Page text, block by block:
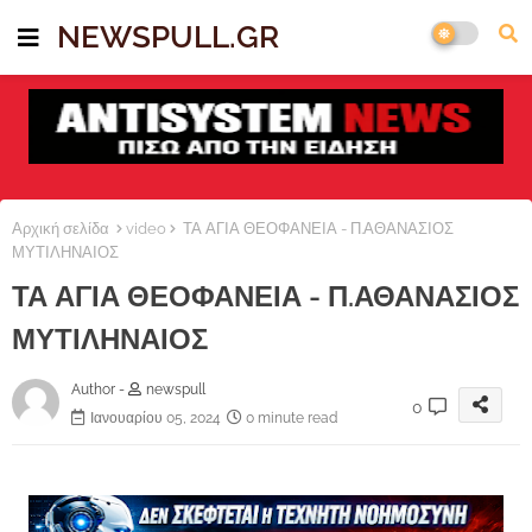
NEWSPULL.GR
Αρχική σελίδα video
ΤΑ ΑΓΙΑ ΘΕΟΦΑΝΕΙΑ - Π.ΑΘΑΝΑΣΙΟΣ
ΜΥΤΙΛΗΝΑΙΟΣ
ΤΑ ΑΓΙΑ ΘΕΟΦΑΝΕΙΑ - Π.ΑΘΑΝΑΣΙΟΣ
ΜΥΤΙΛΗΝΑΙΟΣ
Author -
newspull
Ιανουαρίου 05, 2024
0 minute read
0